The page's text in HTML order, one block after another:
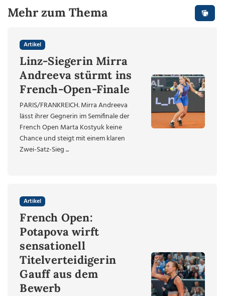
Mehr zum Thema
Artikel
Linz-Siegerin Mirra
Andreeva stürmt ins
French-Open-Finale
PARIS/FRANKREICH. Mirra Andreeva
lässt ihrer Gegnerin im Semifinale der
French Open Marta Kostyuk keine
Chance und steigt mit einem klaren
Zwei-Satz-Sieg ...
Artikel
French Open:
Potapova wirft
sensationell
Titelverteidigerin
Gauff aus dem
Bewerb